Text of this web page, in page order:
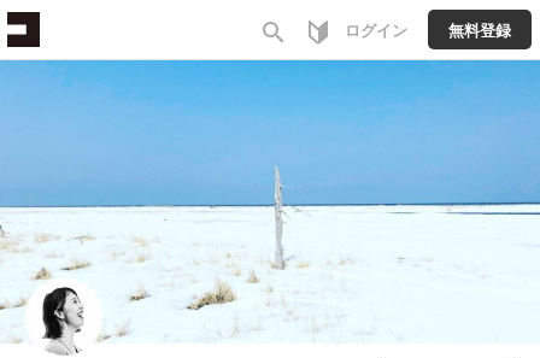
search ログイン 無料登録